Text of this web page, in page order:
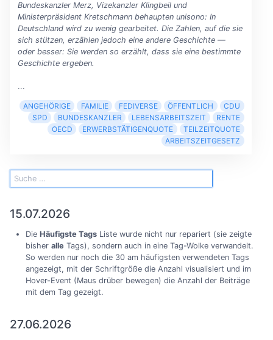
Bundeskanzler Merz, Vizekanzler Klingbeil und
Ministerpräsident Kretschmann behaupten unisono: In
Deutschland wird zu wenig gearbeitet. Die Zahlen, auf die sie
sich stützen, erzählen jedoch eine andere Geschichte —
oder besser: Sie werden so erzählt, dass sie eine bestimmte
Geschichte ergeben.
...
ANGEHÖRIGE FAMILIE FEDIVERSE ÖFFENTLICH
CDU
SPD
BUNDESKANZLER LEBENSARBEITSZEIT
RENTE
OECD
ERWERBSTÄTIGENQUOTE
TEILZEITQUOTE
ARBEITSZEITGESETZ
15.07.2026
Die Häufigste TagsListe wurde nicht nur repariert (sie zeigte
bisher alleTags), sondern auch in eine Tag-Wolke verwandelt.
So werden nur noch die 30 am häufigsten verwendeten Tags
angezeigt, mit der Schriftgröße die Anzahl visualisiert und im
Hover-Event (Maus drüber bewegen) die Anzahl der Beiträge
mit dem Tag gezeigt.
27.06.2026